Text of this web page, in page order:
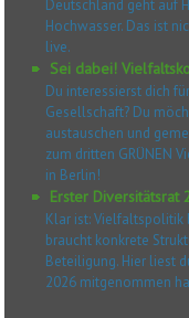
Deutschland geht auf
Hochwasser. Das ist
live.
Sei dabei!
Du interessierst dich
Gesellschaft? Du
austauschen und
zum dritten GRÜNEN
in Berlin!
Erster Diversitätsrat
Klar ist: Vielfaltspolitik
braucht konkrete
Beteiligung. Hier liest
2026 mitgenommen